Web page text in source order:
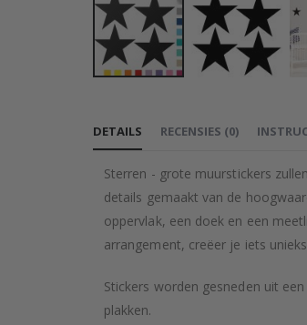
het
van
de
afbeeldingen-
gallerij
DETAILS
Sterren - grote muurstickers
details gemaakt van de
oppervlak, een doek en een
arrangement, creëer je iets
Stickers worden gesneden uit
plakken.
RECENSIES (0)